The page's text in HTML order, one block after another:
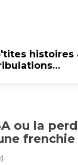
histoires
ou la
frenchie